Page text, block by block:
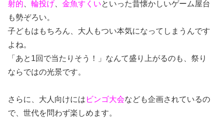
射的
輪投げ 金魚すくいといった昔懐かしいゲーム屋台
も勢ぞろい。
子どもはもちろん、大人もつい本気になってしまうんです
よね。
「あと1回で当たりそう！」なんて盛り上がるのも、祭り
ならではの光景です。
さらに、大人向けには ビンゴ大会なども企画されているの
で、世代を問わず楽しめます。